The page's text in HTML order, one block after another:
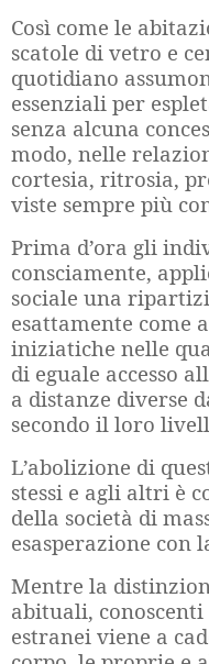
Così come le
scatole di vetro e
quotidiano
essenziali per
senza alcuna
modo, nelle
cortesia, ritrosia,
viste sempre più
Prima d’ora gli
consciamente,
sociale una
esattamente come
iniziatiche nelle
di eguale accesso
a distanze diverse
secondo il loro
L’abolizione di
stessi e agli altri è
della società di
esasperazione con
Mentre la
abituali,
estranei viene a